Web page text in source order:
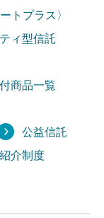
トプラス〉
ィ型信託
商品一覧
公益信託
介制度